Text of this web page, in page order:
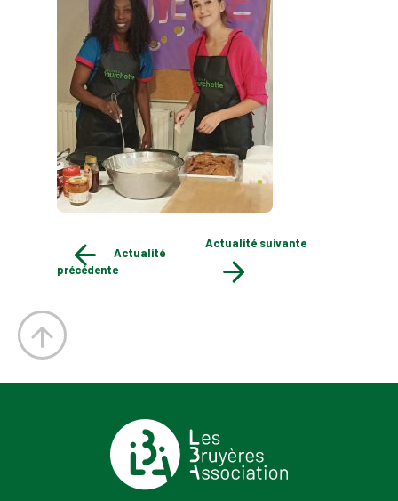
Actualité
précédente
Actualité suivante